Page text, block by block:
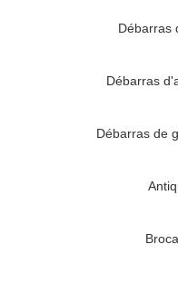
Débarras
Débarras
Débarras de